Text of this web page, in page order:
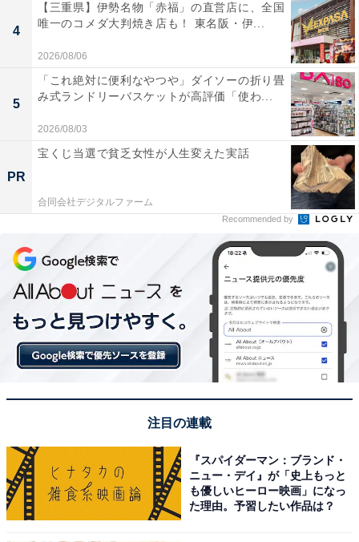
1290円）
「ガリバーバーグステーキ レギュラー」
「ガリバー専用 ガリバーライス」（600g 税込395円）
4
【三重県】伊勢名物「赤福」の直営店に、全国
唯一のコメダ大判焼き店も！ 東名阪・伊...
2026/08/06
5
「これ絶対に便利なやつや」ダイソーの折り畳
み式ランドリーバスケットが高評価「使わ...
2026/08/03
PR
宝くじ当選で貧乏女性が人生変えた実話
合同会社デジタルファーム
Recommended by
注目の連載
『スパイダーマン：ブランド・
ニュー・デイ』が「史上もっと
も優しいヒーロー映画」になっ
た理由。予習したい作品は？